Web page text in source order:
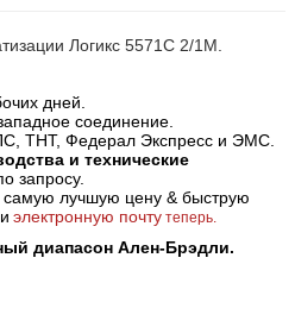
Логикс 5571С 2/1М.
дней.
соединение.
ТНТ, Федерал Экспресс и ЭМС.
и технические
запросу.
самую лучшую цену & быструю
электронную почту теперь.
диапасон Ален-Брэдли.